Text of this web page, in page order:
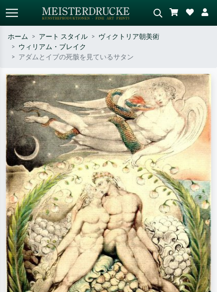
標準検索
– 例：モネ、星月夜、印象派、北
斎の波、ヌード。
緑の草原、赤の多い抽象画、暗い
油絵、木のそばの立ち姿のヌー
ド。
ホーム アート スタイル
ヴィクトリア朝美術
ウィリアム・ブレイク
アダムとイブの死骸を見ているサタン